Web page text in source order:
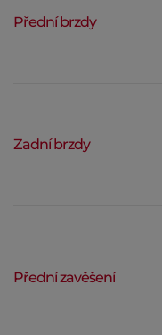
Přední brzdy
Zadní brzdy
Přední zavěšení